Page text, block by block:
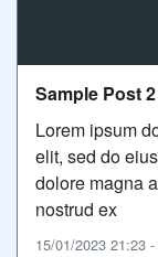
Sample Post 2
Lorem ipsum
elit, sed do
dolore magna
nostrud ex
15/01/2023 21:23